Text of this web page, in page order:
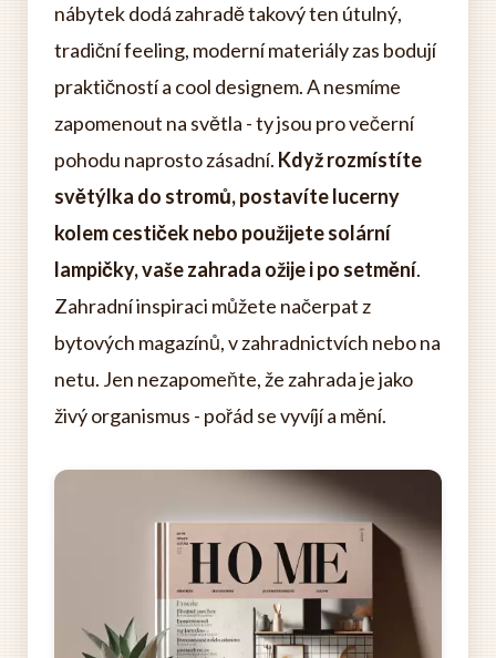
nábytek dodá zahradě takový ten útulný,
tradiční feeling, moderní materiály zas bodují
praktičností a cool designem. A nesmíme
zapomenout na světla - ty jsou pro večerní
pohodu naprosto zásadní. Když rozmístíte
světýlka do stromů, postavíte lucerny
kolem cestiček nebo použijete solární
lampičky, vaše zahrada ožije i po setmění.
Zahradní inspiraci můžete načerpat z
bytových magazínů, v zahradnictvích nebo na
netu. Jen nezapomeňte, že zahrada je jako
živý organismus - pořád se vyvíjí a mění.